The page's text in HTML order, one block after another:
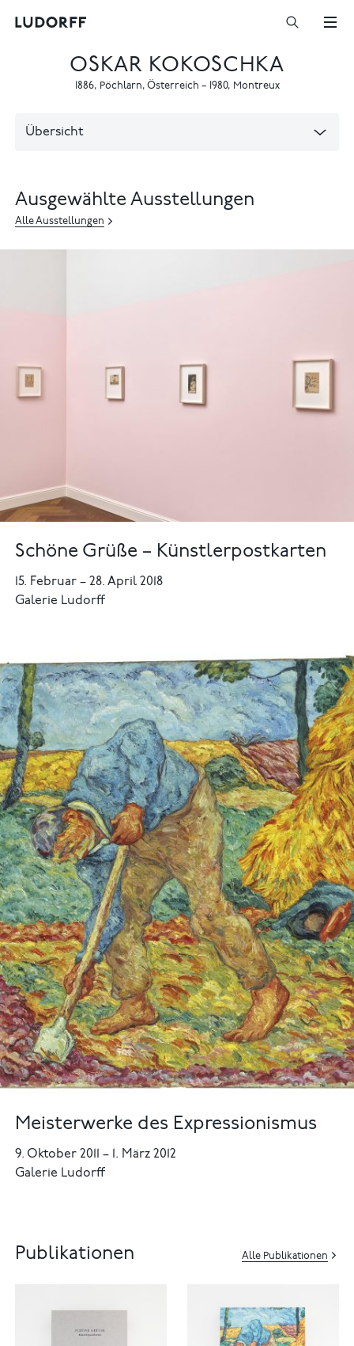
OSKAR KOKOSCHKA
1886, Pöchlarn, Österreich – 1980, Montreux
Übersicht
Ausgewählte Ausstellungen
Alle Ausstellungen
Schöne Grüße – Künstlerpostkarten
15. Februar–28. April 2018
Galerie Ludorff
Meisterwerke des Expressionismus
9. Oktober 2011– 1. März 2012
Galerie Ludorff
Publikationen Alle Publikationen